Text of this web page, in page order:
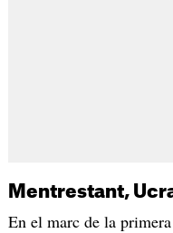
Mentrestant,
En el marc de la